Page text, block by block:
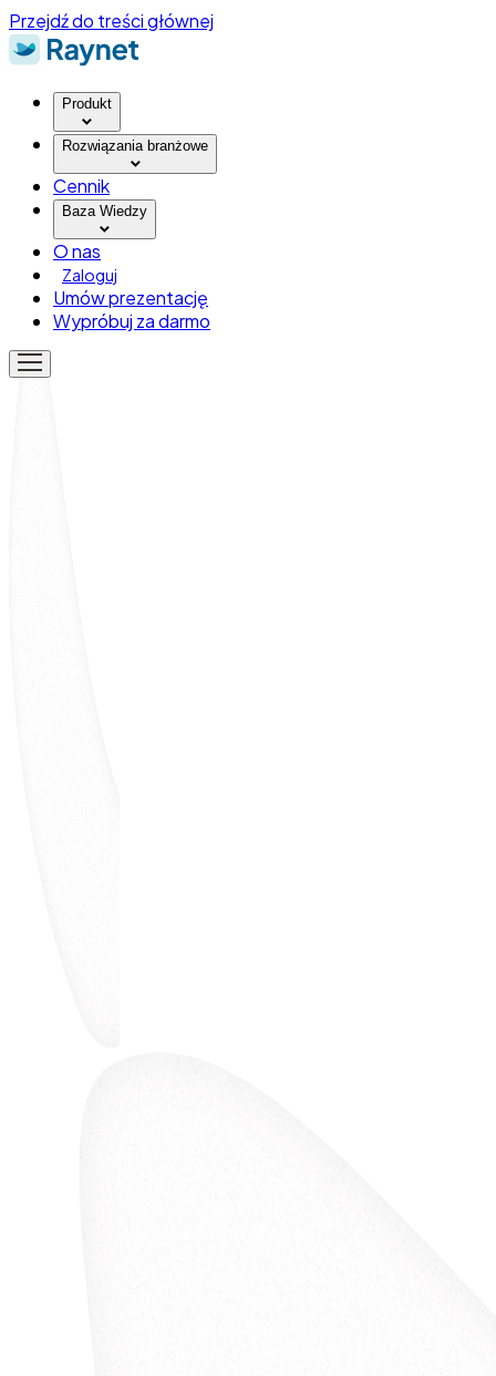
Przejdź do treści głównej
Produkt
Rozwiązania branżowe
Cennik
Baza Wiedzy
O nas
Zaloguj
Umów prezentację
Wypróbuj za darmo